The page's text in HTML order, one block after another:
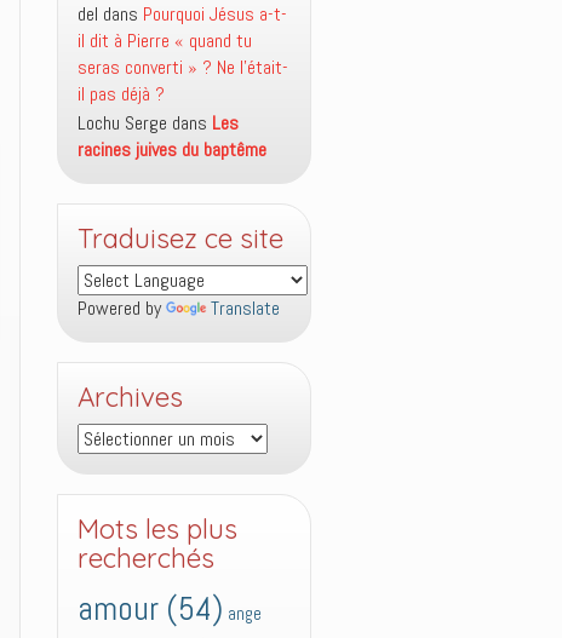
del dans Pourquoi Jésus a-t-
il dit à Pierre « quand tu
seras converti » ? Ne l’était-
il pas déjà ?
Lochu Serge dans Les
racines juives du baptême
Traduisez ce site
Powered by Translate
Archives
Archives
Mots les plus
recherchés
amour (54) ange